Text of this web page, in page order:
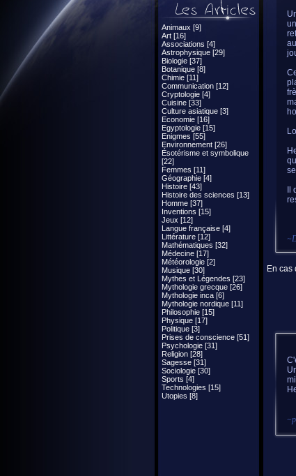
Animaux [9]
Art [16]
Associations [4]
Astrophysique [29]
Biologie [37]
Botanique [8]
Chimie [11]
Communication [12]
Cryptologie [4]
Cuisine [33]
Culture asiatique [3]
Economie [16]
Egyptologie [15]
Enigmes [55]
Environnement [26]
Ésotérisme et symbolique
[22]
Femmes [11]
Géographie [4]
Histoire [43]
Histoire des sciences [13]
Homme [37]
Inventions [15]
Jeux [12]
Langue française [4]
Littérature [12]
Mathématiques [32]
Médecine [17]
Météorologie [2]
Musique [30]
Mythes et Légendes [23]
Mythologie grecque [26]
Mythologie inca [6]
Mythologie nordique [11]
Philosophie [15]
Physique [17]
Politique [3]
Prises de conscience [51]
Psychologie [31]
Religion [28]
Sagesse [31]
Sociologie [30]
Sports [4]
Technologies [15]
Utopies [8]
~
En cas
~